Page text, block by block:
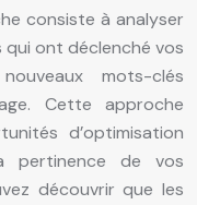
consiste à analyser
ont déclenché vos
mots-clés
Cette approche
d’optimisation
pertinence de vos
découvrir que les